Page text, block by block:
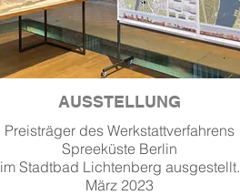
AUSSTELLUNG
Preisträger des Werkstattverfahrens
Spreeküste Berlin
im Stadtbad Lichtenberg ausgestellt.
März 2023